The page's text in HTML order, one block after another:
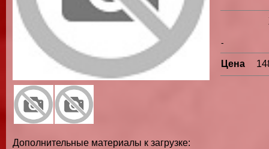
Дополнительные материалы к загрузке:
-
Цена